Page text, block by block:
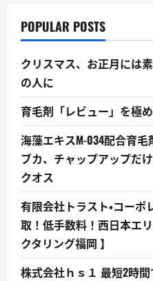
POPULAR POSTS
クリスマス、お正月には
の人に
育毛剤「レビュー」を極め
海藻エキスM-034配合育毛
ブカ、チャップアップだ
クオス
有限会社トラスト・コー
取！低手数料！西日本エ
クタリング福岡 】
株式会社ｈｓ１ 最短2時